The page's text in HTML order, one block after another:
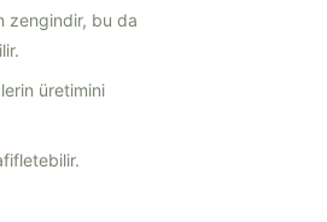
zengindir, bu da
üretimini